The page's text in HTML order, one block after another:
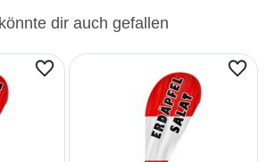
dir auch gefallen